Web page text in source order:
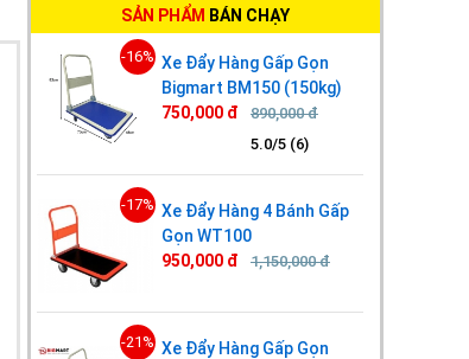
SẢN PHẨM BÁN CHẠY
-16% Xe Đẩy Hàng Gấp Gọn
Bigmart BM150 (150kg)
750,000 đ
890,000 đ
5.0/5 (6)
-17% Xe Đẩy Hàng 4 Bánh Gấp
Gọn WT100
950,000 đ
1,150,000 đ
-21% Xe Đẩy Hàng Gấp Gọn